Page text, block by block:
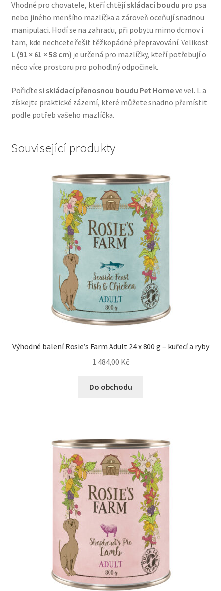
Vhodné pro chovatele, kteří chtějískládací boudu pro psa
nebo jiného menšího mazlíčka a zároveň oceňují snadnou
manipulaci. Hodí se na zahradu, při pobytu mimo domov i
tam, kde nechcete řešit těžkopádné přepravování. Velikost
L (91 × 61 × 58 cm) je určená pro mazlíčky, kteří potřebují o
něco více prostoru pro pohodlný odpočinek.
Pořiďte si skládací přenosnou boudu Pet Homeve vel. L a
získejte praktické zázemí, které můžete snadno přemístit
podle potřeb vašeho mazlíčka.
Související produkty
Výhodné balení Rosie’s Farm Adult 24 x 800 g – kuřecí a ryby
1 484,00 Kč
Do obchodu